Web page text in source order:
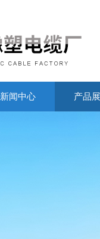
新闻中心 产品